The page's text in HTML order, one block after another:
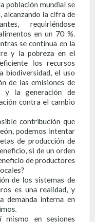
población mundial se
alcanzando la cifra de
requiriéndose
en un 70 %.
se continua en la
y la pobreza en el
los recursos
biodiversidad, el uso
de las emisiones de
y la generación de
contra el cambio
contribución que
podemos intentar
de producción de
si de un orden
de productores
de los sistemas de
es una realidad, y
demanda interna en
mismo en sesiones